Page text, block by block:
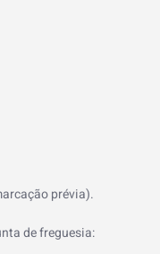
prévia).
de freguesia: